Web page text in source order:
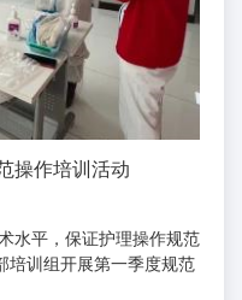
操作培训活动
水平，保证护理操作规范
培训组开展第一季度规范